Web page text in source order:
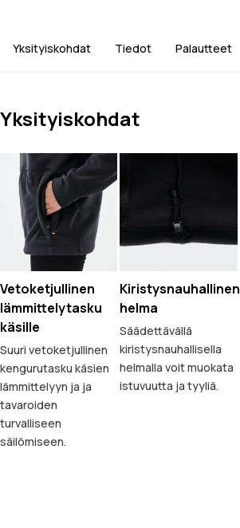
Yksityiskohdat Tiedot Palautteet
Yksityiskohdat
Vetoketjullinen
lämmittelytasku
käsille
Suuri vetoketjullinen
kengurutasku käsien
lämmittelyyn ja ja
tavaroiden
turvalliseen
säilömiseen.
Kiristysnauhallinen
helma
Säädettävällä
kiristysnauhallisella
helmalla voit muokata
istuvuutta ja tyyliä.